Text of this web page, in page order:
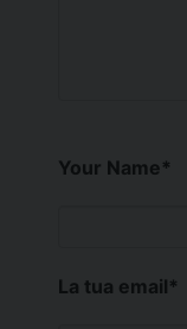
Your Name*
La tua email*